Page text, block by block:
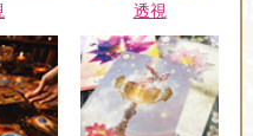
透視